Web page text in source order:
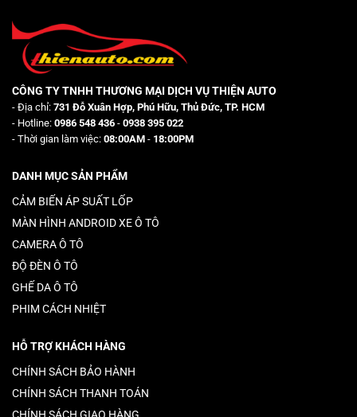
CÔNG TY TNHH THƯƠNG MẠI DỊCH VỤ THIỆN AUTO
- Địa chỉ: 731 Đỗ Xuân Hợp, Phú Hữu, Thủ Đức, TP. HCM
- Hotline: 0986 548 436 - 0938 395 022
- Thời gian làm việc: 08:00AM - 18:00PM
DANH MỤC SẢN PHẨM
CẢM BIẾN ÁP SUẤT LỐP
MÀN HÌNH ANDROID XE Ô TÔ
CAMERA Ô TÔ
ĐỘ ĐÈN Ô TÔ
GHẾ DA Ô TÔ
PHIM CÁCH NHIỆT
HỖ TRỢ KHÁCH HÀNG
CHÍNH SÁCH BẢO HÀNH
CHÍNH SÁCH THANH TOÁN